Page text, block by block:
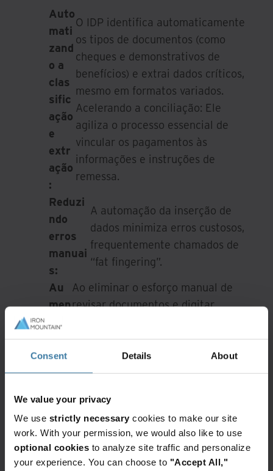
Consent Details About
We value your privacy
We use strictly necessary cookies to make our site
work. With your permission, we would also like to use
optional cookies to analyze site traffic and personalize
your experience. You can choose to "Accept All,"
Auto
mati
zand
o a
clas
sific
ação
e
extr
ação
:
O IDP identifica automaticamente
os tipos de documentos (como
cheques e demonstrativos de
benefícios) e extrai dados críticos,
mesmo em formatos variados.
Acelerando a conciliação: Ele
agiliza o processo essencial de
vincular os pagamentos às
informações e instruções de
remessa.
Reduzi
ndo
erros
manuai
s:
A automação da inserção de
dados minimiza erros custosos,
frequentemente chamados de
“fat fingering”.
Au
men
tan
do a
efici
ênci
Ao eliminar o esforço manual de
revisar documentos e digitar
equipe para tarefas mais
complexas ou voltadas ao cliente
— como já observado em exemplos
Desbloqueando o poder da IA e da
automação no processamento de cheques